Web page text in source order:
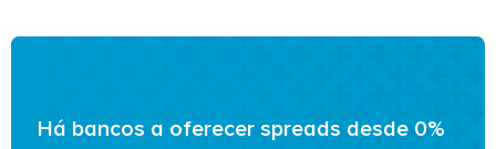
Há bancos a oferecer spreads desde 0%